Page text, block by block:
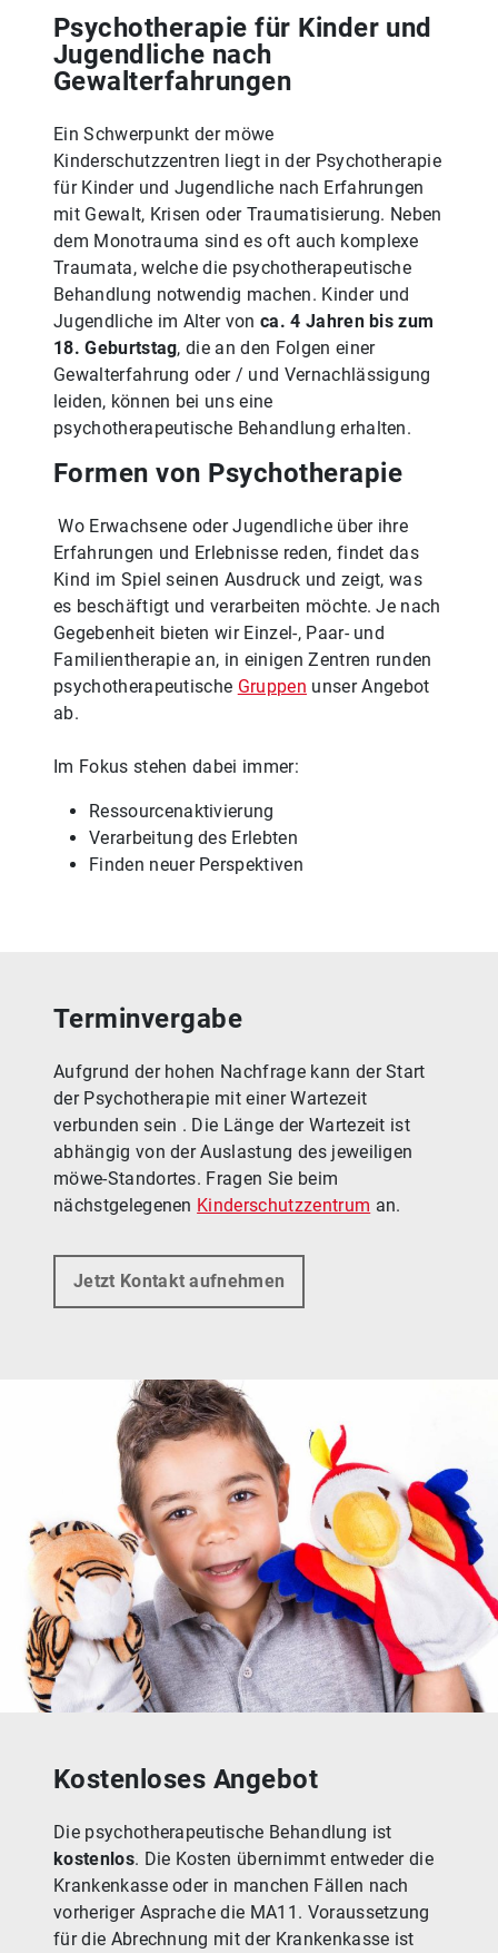
Psychotherapie für Kinder und
Jugendliche nach
Gewalterfahrungen
Ein Schwerpunkt der möwe
Kinderschutzzentren liegt in der Psychotherapie
für Kinder und Jugendliche nach Erfahrungen
mit Gewalt, Krisen oder Traumatisierung. Neben
dem Monotrauma sind es oft auch komplexe
Traumata, welche die psychotherapeutische
Behandlung notwendig machen. Kinder und
Jugendliche im Alter vonca. 4 Jahren bis zum
18. Geburtstag, die an den Folgen einer
Gewalterfahrung oder / und Vernachlässigung
leiden, können bei uns eine
psychotherapeutische Behandlung erhalten.
Formen von Psychotherapie
Wo Erwachsene oder Jugendliche über ihre
Erfahrungen und Erlebnisse reden, findet das
Kind im Spiel seinen Ausdruck und zeigt, was
es beschäftigt und verarbeiten möchte. Je nach
Gegebenheit bieten wir Einzel-, Paar- und
Familientherapie an, in einigen Zentren runden
psychotherapeutische Gruppen unser Angebot
ab.
Im Fokus stehen dabei immer:
Ressourcenaktivierung
Verarbeitung des Erlebten
Finden neuer Perspektiven
Terminvergabe
Aufgrund der hohen Nachfrage kann der Start
der Psychotherapie mit einer Wartezeit
verbunden sein . Die Länge der Wartezeit ist
abhängig von der Auslastung des jeweiligen
möwe-Standortes. Fragen Sie beim
nächstgelegenen Kinderschutzzentrum an.
Jetzt Kontakt aufnehmen
Kostenloses Angebot
Die psychotherapeutische Behandlung ist
kostenlos. Die Kosten übernimmt entweder die
Krankenkasse oder in manchen Fällen nach
vorheriger Asprache die MA11. Voraussetzung
für die Abrechnung mit der Krankenkasse ist